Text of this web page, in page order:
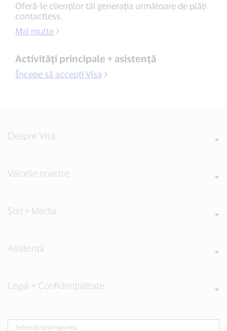
Oferă-le clienților tăi generația următoare de plăți
contactless.
Mai multe
Activități principale + asistență
Începe să accepți Visa
Despre Visa
Valorile noastre
Știri + Media
Asistență
Legal + Confidențialitate
Selectați țara/regiunea